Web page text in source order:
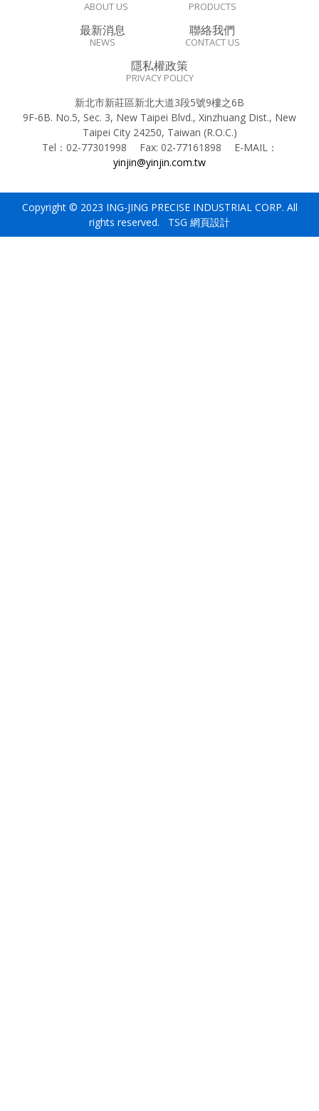
ABOUT US PRODUCTS
最新消息
NEWS
聯絡我們
CONTACT US
隱私權政策
PRIVACY POLICY
新北市新莊區新北大道3段5號9樓之6B
9F-6B. No.5, Sec. 3, New Taipei Blvd., Xinzhuang Dist., New
Taipei City 24250, Taiwan (R.O.C.)
Tel： 02-77301998 Fax: 02-77161898 E-MAIL：
yinjin@yinjin.com.tw
Copyright © 2023 ING-JING PRECISE INDUSTRIAL CORP. All
rights reserved. TSG 網頁設計